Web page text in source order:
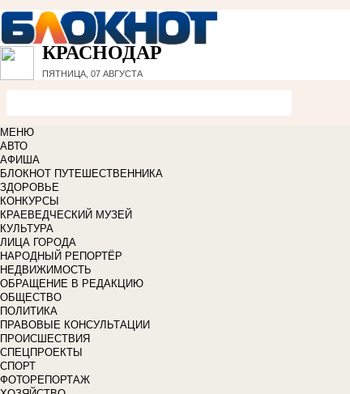
КРАСНОДАР
ПЯТНИЦА, 07 АВГУСТА
МЕНЮ
АВТО
АФИША
БЛОКНОТ ПУТЕШЕСТВЕННИКА
ЗДОРОВЬЕ
КОНКУРСЫ
КРАЕВЕДЧЕСКИЙ МУЗЕЙ
КУЛЬТУРА
ЛИЦА ГОРОДА
НАРОДНЫЙ РЕПОРТЁР
НЕДВИЖИМОСТЬ
ОБРАЩЕНИЕ В РЕДАКЦИЮ
ОБЩЕСТВО
ПОЛИТИКА
ПРАВОВЫЕ КОНСУЛЬТАЦИИ
ПРОИСШЕСТВИЯ
СПЕЦПРОЕКТЫ
СПОРТ
ФОТОРЕПОРТАЖ